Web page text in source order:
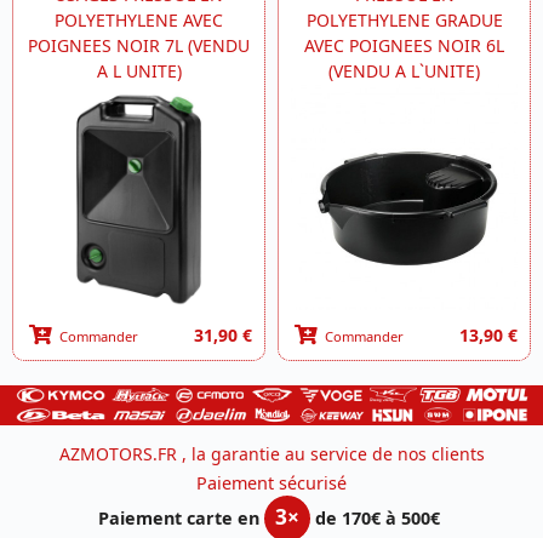
POLYETHYLENE AVEC
POIGNEES NOIR 7L (VENDU
A L UNITE)
Commander 31,90 €
POLYETHYLENE GRADUE
AVEC POIGNEES NOIR 6L
(VENDU A L`UNITE)
Commander 13,90 €
AZMOTORS.FR , la garantie au service de nos clients
Paiement sécurisé
Paiement carte en
3×
de 170€ à 500€